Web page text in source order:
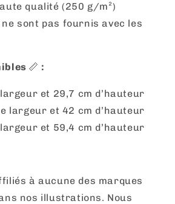
qualité (250 g/m²)
sont pas fournis avec les
📏 :
et 29,7 cm d’hauteur
largeur et 42 cm d’hauteur
et 59,4 cm d’hauteur
à aucune des marques
nos illustrations. Nous